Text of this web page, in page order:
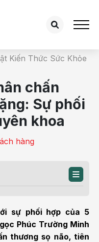
Kiến Thức Sức Khỏe
chấn
Sự phối
khoa
hàng
sự phối hợp của 5
Phúc Trường Minh
thương sọ não, tiên